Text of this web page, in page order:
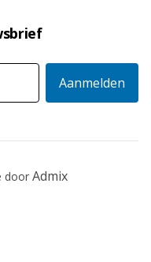
door Admix